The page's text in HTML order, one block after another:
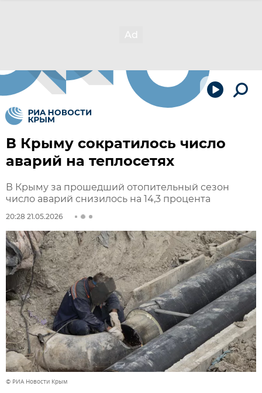
В Крыму сократилось число
аварий на теплосетях
В Крыму за прошедший отопительный сезон
число аварий снизилось на 14,3 процента
20:28 21.05.2026
© РИА Новости Крым